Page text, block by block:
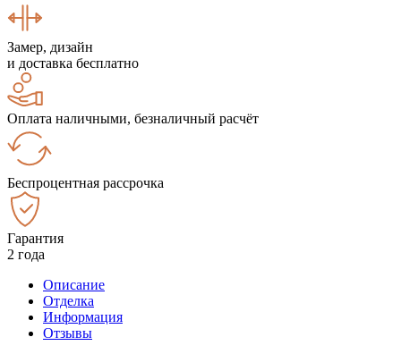
Замер, дизайн
и доставка бесплатно
Оплата наличными, безналичный расчёт
Беспроцентная рассрочка
Гарантия
2 года
Описание
Отделка
Информация
Отзывы